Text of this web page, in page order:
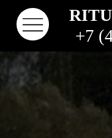
RITUAL
+7 (495)